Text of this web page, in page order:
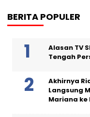
BERITA POPULER
Alasan TV
Tengah
Akhirnya
Langsung
Mariana ke